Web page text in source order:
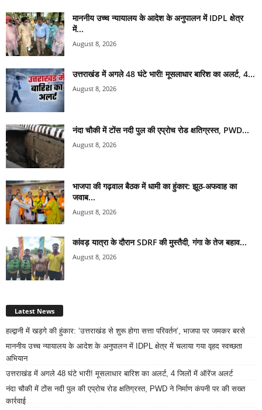
माननीय उच्च न्यायालय के आदेश के अनुपालन में IDPL क्षेत्र
में...
August 8, 2026
उत्तराखंड में अगले 48 घंटे भारी! मूसलाधार बारिश का अलर्ट, 4...
August 8, 2026
नंदा चौकी में टोंस नदी पुल की एप्रोच रोड क्षतिग्रस्त, PWD...
August 8, 2026
भाजपा की गढ़वाल बैठक में धामी का हुंकार: झूठ-अफवाह का
जवाब...
August 8, 2026
कांवड़ यात्रा के दौरान SDRF की मुस्तैदी, गंगा के तेज बहाव...
August 8, 2026
Latest News
हल्द्वानी में खड़गे की हुंकार: ‘उत्तराखंड से शुरू होगा सत्ता परिवर्तन’, भाजपा पर जमकर बरसे
माननीय उच्च न्यायालय के आदेश के अनुपालन में IDPL क्षेत्र में चलाया गया वृहद स्वच्छता
अभियान
उत्तराखंड में अगले 48 घंटे भारी! मूसलाधार बारिश का अलर्ट, 4 जिलों में ऑरेंज अलर्ट
नंदा चौकी में टोंस नदी पुल की एप्रोच रोड क्षतिग्रस्त, PWD ने निर्माण कंपनी पर की सख्त
कार्रवाई